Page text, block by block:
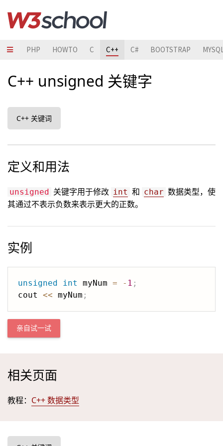
PHP HOWTO C C++ C# BOOTSTRAP
C++ unsigned 关键字
C++ 关键词
定义和用法
unsigned 关键字用于修改 int 和 char 数据类型，使
其通过不表示负数来表示更大的正数。
实例
unsigned int myNum = - 1 ;
cout << myNum ;
亲自试一试
相关页面
教程： C++ 数据类型